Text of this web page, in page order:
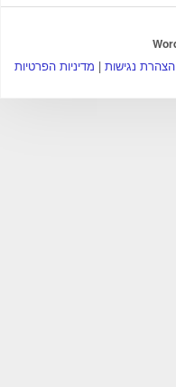
הצהרת נגישות | מדיניות הפרטיות